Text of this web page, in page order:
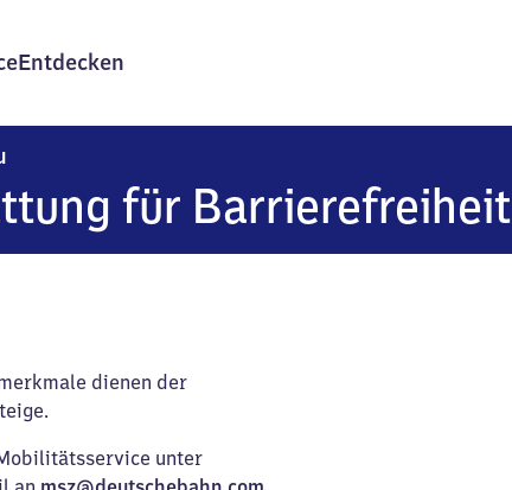
Entdecken
für Barrierefreiheit
dienen der
unter